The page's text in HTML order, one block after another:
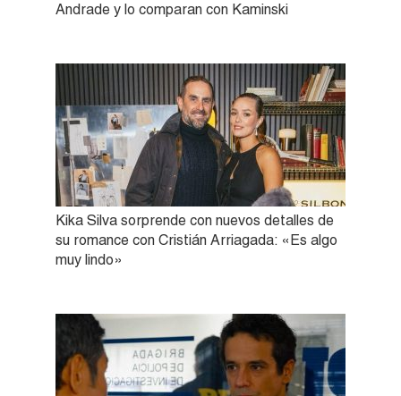
Andrade y lo comparan con Kaminski
Kika Silva sorprende con nuevos detalles de
su romance con Cristián Arriagada: «Es algo
muy lindo»